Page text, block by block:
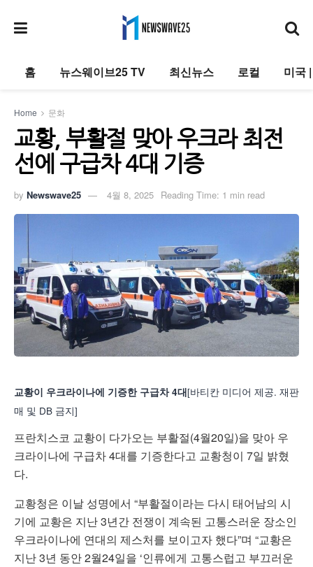
홈 뉴스웨이브25 TV 최신뉴스 로컬 미국
Home 문화
교황, 부활절 맞아 우크라 최전
선에 구급차 4대 기증
by Newswave25 4월 8, 2025 Reading Time: 1 min read
교황이 우크라이나에 기증한 구급차 4대[바티칸 미디어 제공. 재판
매 및 DB 금지]
프란치스코 교황이 다가오는 부활절(4월20일)을 맞아 우
크라이나에 구급차 4대를 기증한다고 교황청이 7일 밝혔
다.
교황청은 이날 성명에서 “부활절이라는 다시 태어남의 시
기에 교황은 지난 3년간 전쟁이 계속된 고통스러운 장소인
우크라이나에 연대의 제스처를 보이고자 했다”며 “교황은
지난 3년 동안 2월24일을 ‘인류에게 고통스럽고 부끄러운